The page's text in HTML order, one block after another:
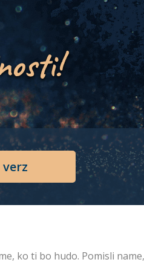
ko ti bo hudo. Pomisli